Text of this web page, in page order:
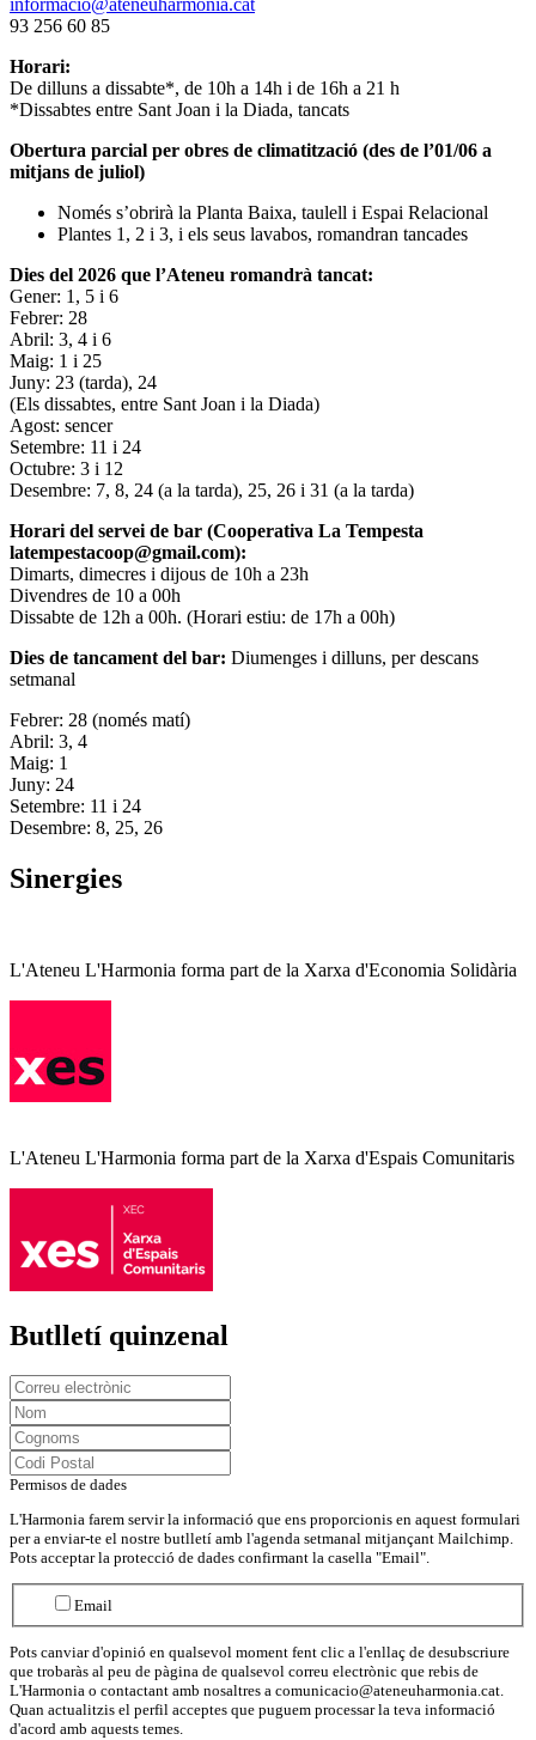
93 256 60 85
Horari:
De dilluns a dissabte*, de 10h a 14h i de 16h a 21 h
*Dissabtes entre Sant Joan i la Diada, tancats
Obertura parcial per obres de climatització (des de l’01/06 a
mitjans de juliol)
Només s’obrirà la Planta Baixa, taulell i Espai Relacional
Plantes 1, 2 i 3, i els seus lavabos, romandran tancades
Dies del 2026 que l’Ateneu romandrà tancat:
Gener: 1, 5 i 6
Febrer: 28
Abril: 3, 4 i 6
Maig: 1 i 25
Juny: 23 (tarda), 24
(Els dissabtes, entre Sant Joan i la Diada)
Agost: sencer
Setembre: 11 i 24
Octubre: 3 i 12
Desembre: 7, 8, 24 (a la tarda), 25, 26 i 31 (a la tarda)
Horari del servei de bar (Cooperativa La Tempesta
latempestacoop@gmail.com):
Dimarts, dimecres i dijous de 10h a 23h
Divendres de 10 a 00h
Dissabte de 12h a 00h. (Horari estiu: de 17h a 00h)
Dies de tancament del bar: Diumenges i dilluns, per descans
setmanal
Febrer: 28 (només matí)
Abril: 3, 4
Maig: 1
Juny: 24
Setembre: 11 i 24
Desembre: 8, 25, 26
Sinergies
L'Ateneu L'Harmonia forma part de la Xarxa d'Economia Solidària
L'Ateneu L'Harmonia forma part de la Xarxa d'Espais Comunitaris
Butlletí quinzenal
Permisos de dades
L'Harmonia farem servir la informació que ens proporcionis en aquest formulari
per a enviar-te el nostre butlletí amb l'agenda setmanal mitjançant Mailchimp.
Pots acceptar la protecció de dades confirmant la casella "Email".
Email
Pots canviar d'opinió en qualsevol moment fent clic a l'enllaç de desubscriure
que trobaràs al peu de pàgina de qualsevol correu electrònic que rebis de
L'Harmonia o contactant amb nosaltres a comunicacio@ateneuharmonia.cat.
Quan actualitzis el perfil acceptes que puguem processar la teva informació
d'acord amb aquests temes.